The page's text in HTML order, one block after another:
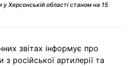
у Херсонській області станом на 15
звітах інформує про
російської артилерії та